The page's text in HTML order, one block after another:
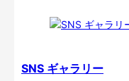
SNS ギャラリー